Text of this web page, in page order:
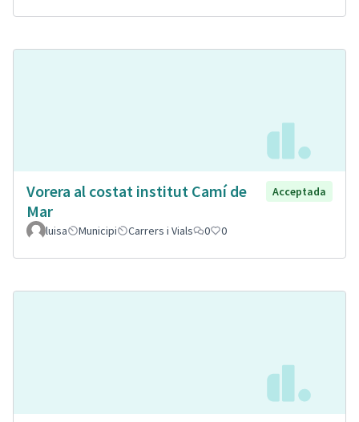
Vorera al costat institut Camí de
Mar
Acceptada
luisa Municipi Carrers i Vials 0 0